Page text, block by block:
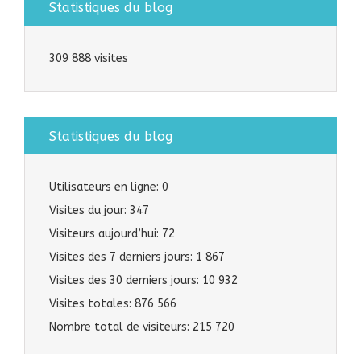
Statistiques du blog
309 888 visites
Statistiques du blog
Utilisateurs en ligne: 0
Visites du jour: 347
Visiteurs aujourd’hui: 72
Visites des 7 derniers jours: 1 867
Visites des 30 derniers jours: 10 932
Visites totales: 876 566
Nombre total de visiteurs: 215 720